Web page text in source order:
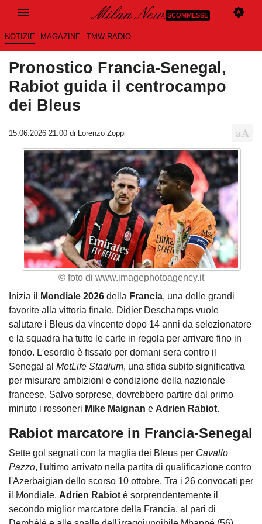
SCOMMESSE
NOTIZIE MAGAZINE TMW RADIO
Pronostico Francia-Senegal,
Rabiot guida il centrocampo
dei Bleus
15.06.2026 21:00 di Lorenzo Zoppi
© foto di www.imagephotoagency.it
Inizia il
Mondiale 2026 della Francia, una delle grandi
favorite alla vittoria finale. Didier Deschamps vuole
salutare i Bleus da vincente dopo 14 anni da selezionatore
e la squadra ha tutte le carte in regola per arrivare fino in
fondo. L'esordio è fissato per domani sera contro il
Senegal al MetLife Stadium, una sfida subito significativa
per misurare ambizioni e condizione della nazionale
francese. Salvo sorprese, dovrebbero partire dal primo
minuto i rossoneri Mike Maignan e Adrien Rabiot.
Rabiot marcatore in Francia-Senegal
Sette gol segnati con la maglia dei Bleus per Cavallo
Pazzo, l'ultimo arrivato nella partita di qualificazione contro
l'Azerbaigian dello scorso 10 ottobre. Tra i 26 convocati per
il Mondiale, Adrien Rabiot è sorprendentemente il
secondo miglior marcatore della Francia, al pari di